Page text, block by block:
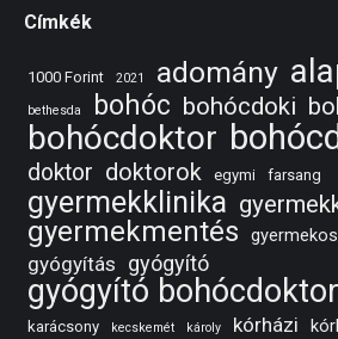
Címkék
1000 Forint 2021 adomány
bethesda bohóc bohócdoki
bohócdoktor
doktor doktorok egymi farsang
gyermekklinika
gyermekmentés
gyógyítás gyógyító
gyógyító
karácsony kecskemét károly kórházi